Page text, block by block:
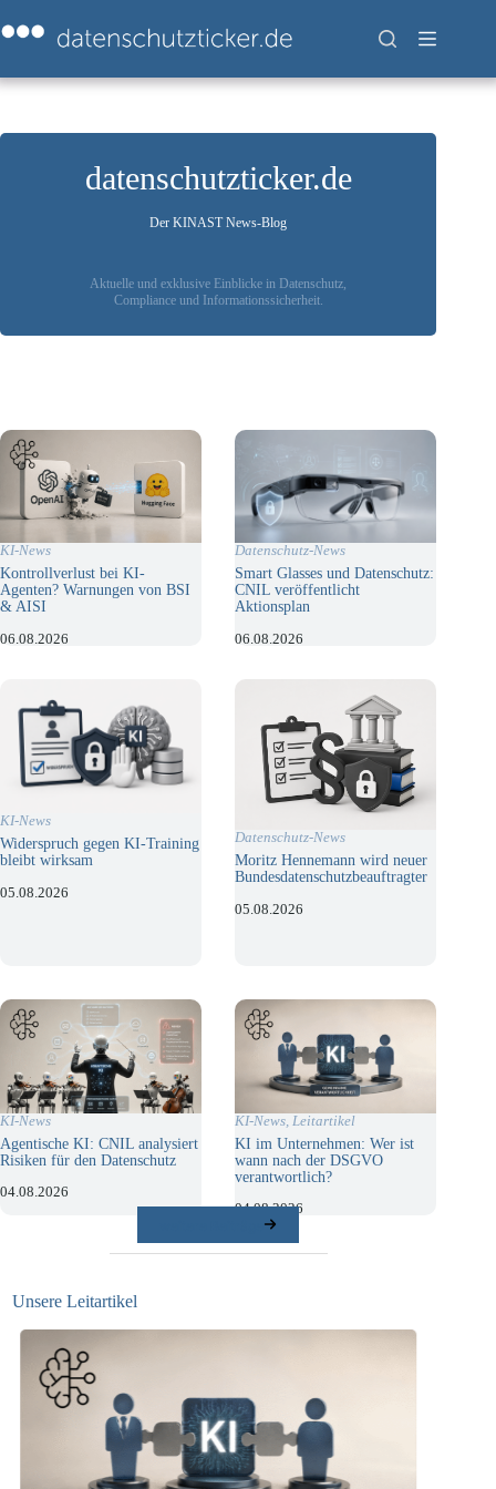
Inhalt
springen
datenschutzticker.de
Der KINAST News-Blog
Aktuelle und exklusive Einblicke in Datenschutz,
Compliance und Informationssicherheit.
KI-News
Kontrollverlust bei KI-
Agenten? Warnungen von BSI
& AISI
06.08.2026
Datenschutz-News
Smart Glasses und Datenschutz:
CNIL veröffentlicht
Aktionsplan
06.08.2026
KI-News
Widerspruch gegen KI-Training
bleibt wirksam
05.08.2026
Datenschutz-News
Moritz Hennemann wird neuer
Bundesdatenschutzbeauftragter
05.08.2026
KI-News
Agentische KI: CNIL analysiert
Risiken für den Datenschutz
04.08.2026
KI-News Leitartikel
KI im Unternehmen: Wer ist
wann nach der DSGVO
verantwortlich?
04.08.2026
Unsere Leitartikel